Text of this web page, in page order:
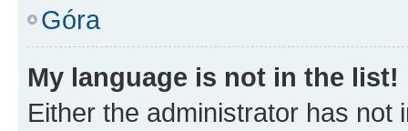
Góra
My language is not in the list!
Either the administrator has not